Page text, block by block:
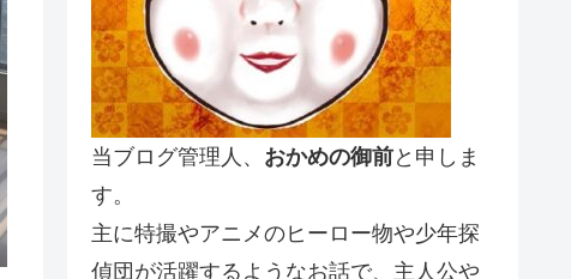
当ブログ管理人、 おかめの御前と申しま
す。
主に特撮やアニメのヒーロー物や少年探
偵団が活躍するようなお話で、主人公や